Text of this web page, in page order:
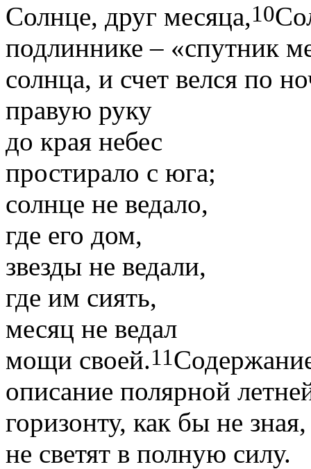
Солнце, друг месяца,10
подлиннике – «спутник
солнца, и счет велся по
правую руку
до края небес
простирало с юга;
солнце не ведало,
где его дом,
звезды не ведали,
где им сиять,
месяц не ведал
мощи своей.11
описание полярной
горизонту, как бы не
не светят в полную силу.